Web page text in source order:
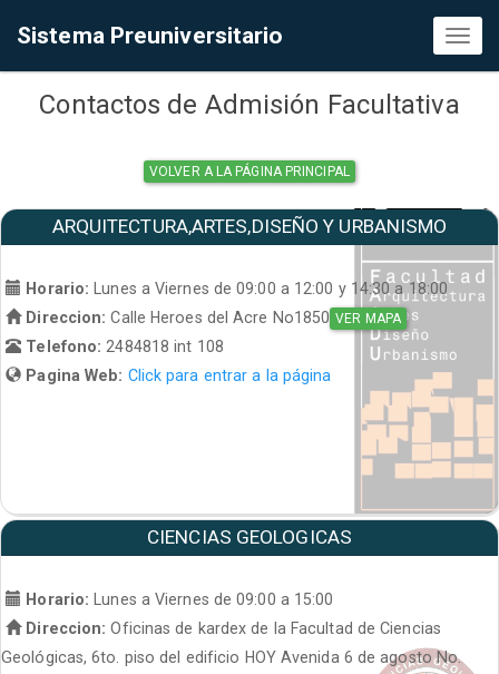
Sistema Preuniversitario
Contactos de Admisión Facultativa
VOLVER A LA PÁGINA PRINCIPAL
ARQUITECTURA,ARTES,DISEÑO Y URBANISMO
Horario:
Lunes a Viernes de 09:00 a 12:00 y 14:30 a 18:00
Direccion: Calle Heroes del Acre No1850 VER MAPA
Telefono: 2484818 int 108
Pagina Web: Click para entrar a la página
CIENCIAS GEOLOGICAS
Horario: Lunes a Viernes de 09:00 a 15:00
Direccion: Oficinas de kardex de la Facultad de Ciencias
Geológicas, 6to. piso del edificio HOY Avenida 6 de agosto No.